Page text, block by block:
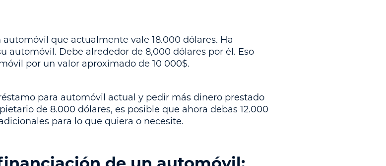
que actualmente vale 18.000 dólares. Ha
automóvil. Debe alrededor de 8,000 dólares por él. Eso
por un valor aproximado de 10 000$.
para automóvil actual y pedir más dinero prestado
de 8.000 dólares, es posible que ahora debas 12.000
para lo que quiera o necesite.